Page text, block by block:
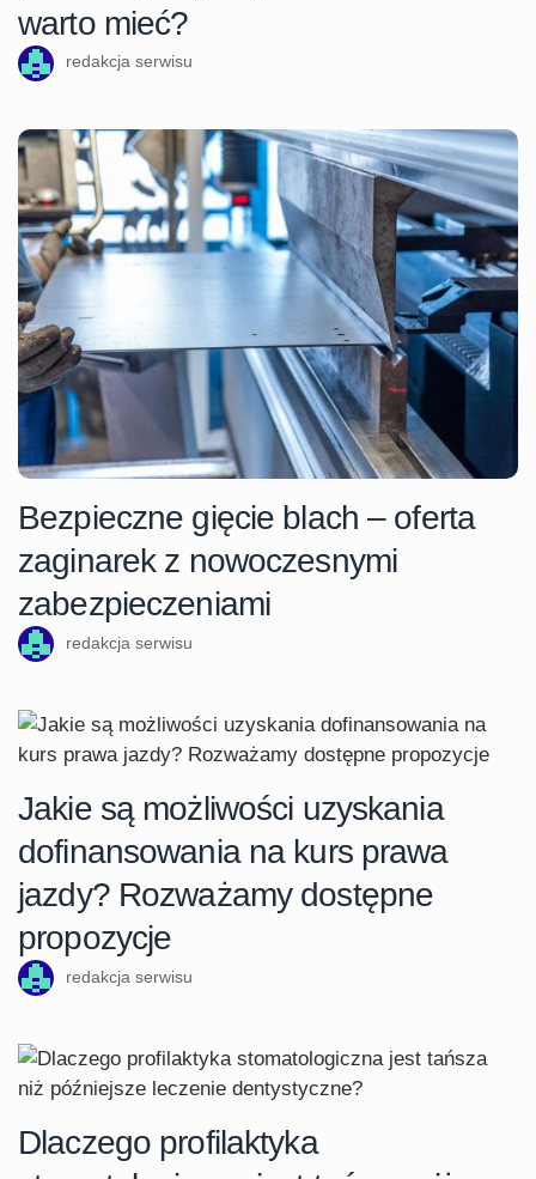
warto mieć?
redakcja serwisu
Bezpieczne gięcie blach – oferta
zaginarek z nowoczesnymi
zabezpieczeniami
redakcja serwisu
Jakie są możliwości uzyskania
dofinansowania na kurs prawa
jazdy? Rozważamy dostępne
propozycje
redakcja serwisu
Dlaczego profilaktyka